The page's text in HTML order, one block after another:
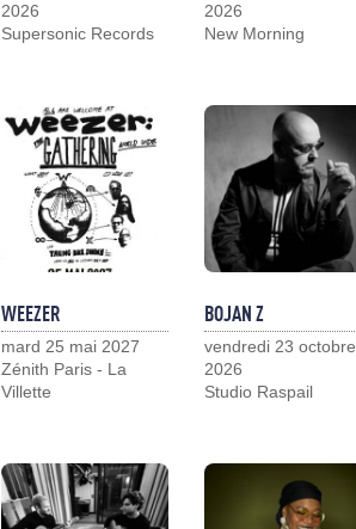
2026
Supersonic Records
2026
New Morning
WEEZER
mard 25 mai 2027
Zénith Paris - La
Villette
BOJAN Z
vendredi 23 octobre
2026
Studio Raspail